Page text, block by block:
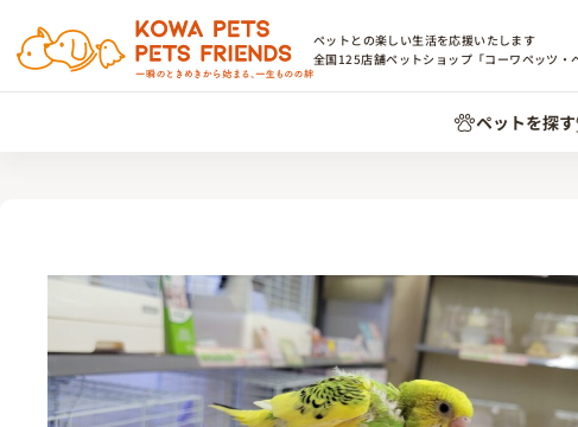
ペットとの楽しい生活を応援いたします
全国125店舗ペットショップ「コーワペッツ・
ペットを探す